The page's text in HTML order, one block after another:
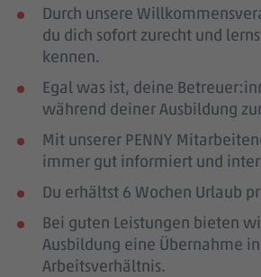
Durch unsere
du dich sofort zurecht und
kennen.
Egal was ist, deine
während deiner Ausbildung
Mit unserer PENNY
immer gut informiert und
Du erhältst 6 Wochen Urlaub
Bei guten Leistungen bieten
Ausbildung eine Übernahme
Arbeitsverhältnis.